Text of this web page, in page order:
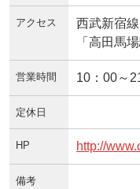
アクセス
西武新宿
「高田馬場
営業時間 10：00～
定休日
HP http://
備考